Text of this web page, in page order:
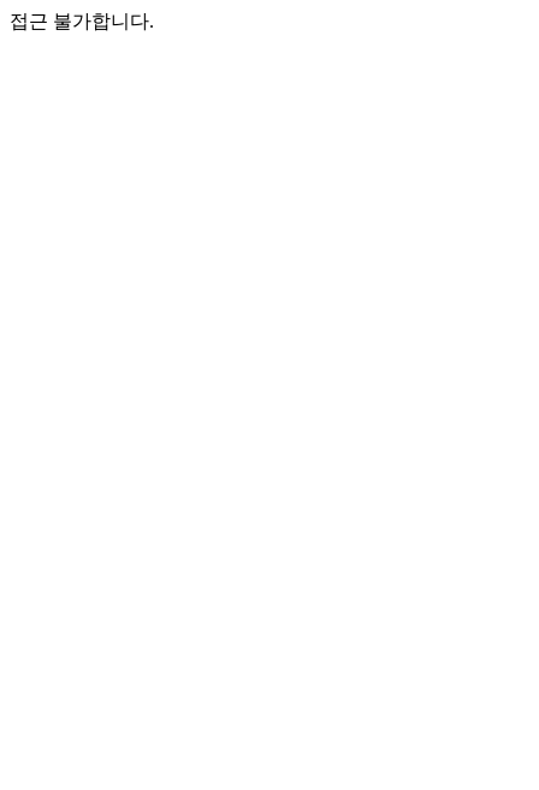
접근 불가합니다.